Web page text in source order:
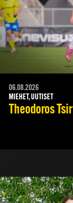
06.08.2026
MIEHET, UUTISET
Theodoros